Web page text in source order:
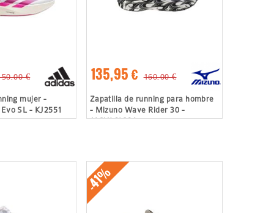
€
mujer -
SL - KJ2551
135,95 € 160,00 €
Zapatilla de running para hombre
- Mizuno Wave Rider 30 -
J1GU262381
-41%